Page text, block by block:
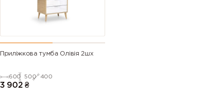
Приліжкова тумба Олівія 2шх
600 500 400
3 902 ₴